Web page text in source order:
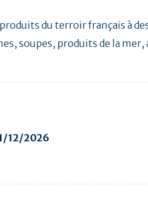
du terroir français à
soupes, produits de la mer,
12/2026